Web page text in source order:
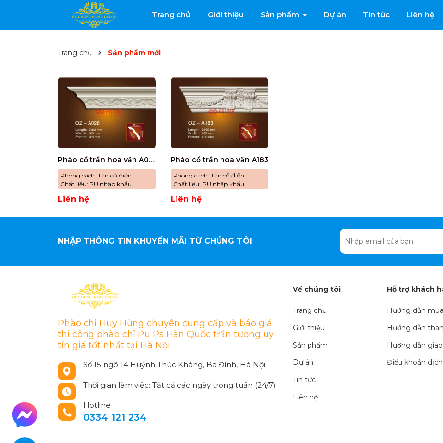
Trang chủ Giới thiệu Sản phẩm Dự án Tin tức Liên hệ
Trang chủ Sản phẩm mới
Phào cổ trần hoa văn A028
Phong cách: Tân cổ điển
Chất liệu: PU nhập khẩu
Liên hệ
Phào cổ trần hoa văn A183
Phong cách: Tân cổ điển
Chất liệu: PU nhập khẩu
Liên hệ
NHẬP THÔNG TIN KHUYẾN MÃI TỪ CHÚNG TÔI
Phào chỉ Huy Hùng chuyên cung cấp và báo giá
thi công phào chỉ Pu Ps Hàn Quốc trần tường uy
tín giá tốt nhất tại Hà Nội
Số 15 ngõ 14 Huỳnh Thúc Kháng, Ba Đình, Hà Nội
Thời gian làm việc: Tất cả các ngày trong tuần (24/7)
Hotline
0334 121 234
Về chúng tôi
Trang chủ
Giới thiệu
Sản phẩm
Dự án
Tin tức
Liên hệ
Hỗ trợ khách
Hướng dẫn
Hướng dẫn
Hướng dẫn
Điều khoản